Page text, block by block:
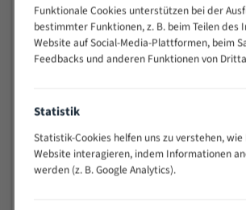
> 500
0,75/1,25
Vorteile:
Vielseitiges Bandsägeblatt für
Widerstandsfähig gegen
wechselnde Verbindungslängen)
Sehr geringe Vibration
Funktionale Cookies unterstützen bei der
bestimmter Funktionen, z. B. beim Teilen des
Website auf Social-Media-Plattformen, beim
Feedbacks und anderen Funktionen von
Statistik
Statistik-Cookies helfen uns zu verstehen,
Website interagieren, indem Informationen
werden (z. B. Google Analytics).